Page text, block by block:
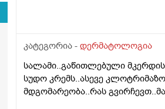
ეპილაციამ გააღიაზიანოს და
გაგრძელება ? რისკი
კატეგორია - დერმატოლოგია
სალამი..გაწითლებული
სუდო კრემს..ასევე
მდგომარეობა..რას